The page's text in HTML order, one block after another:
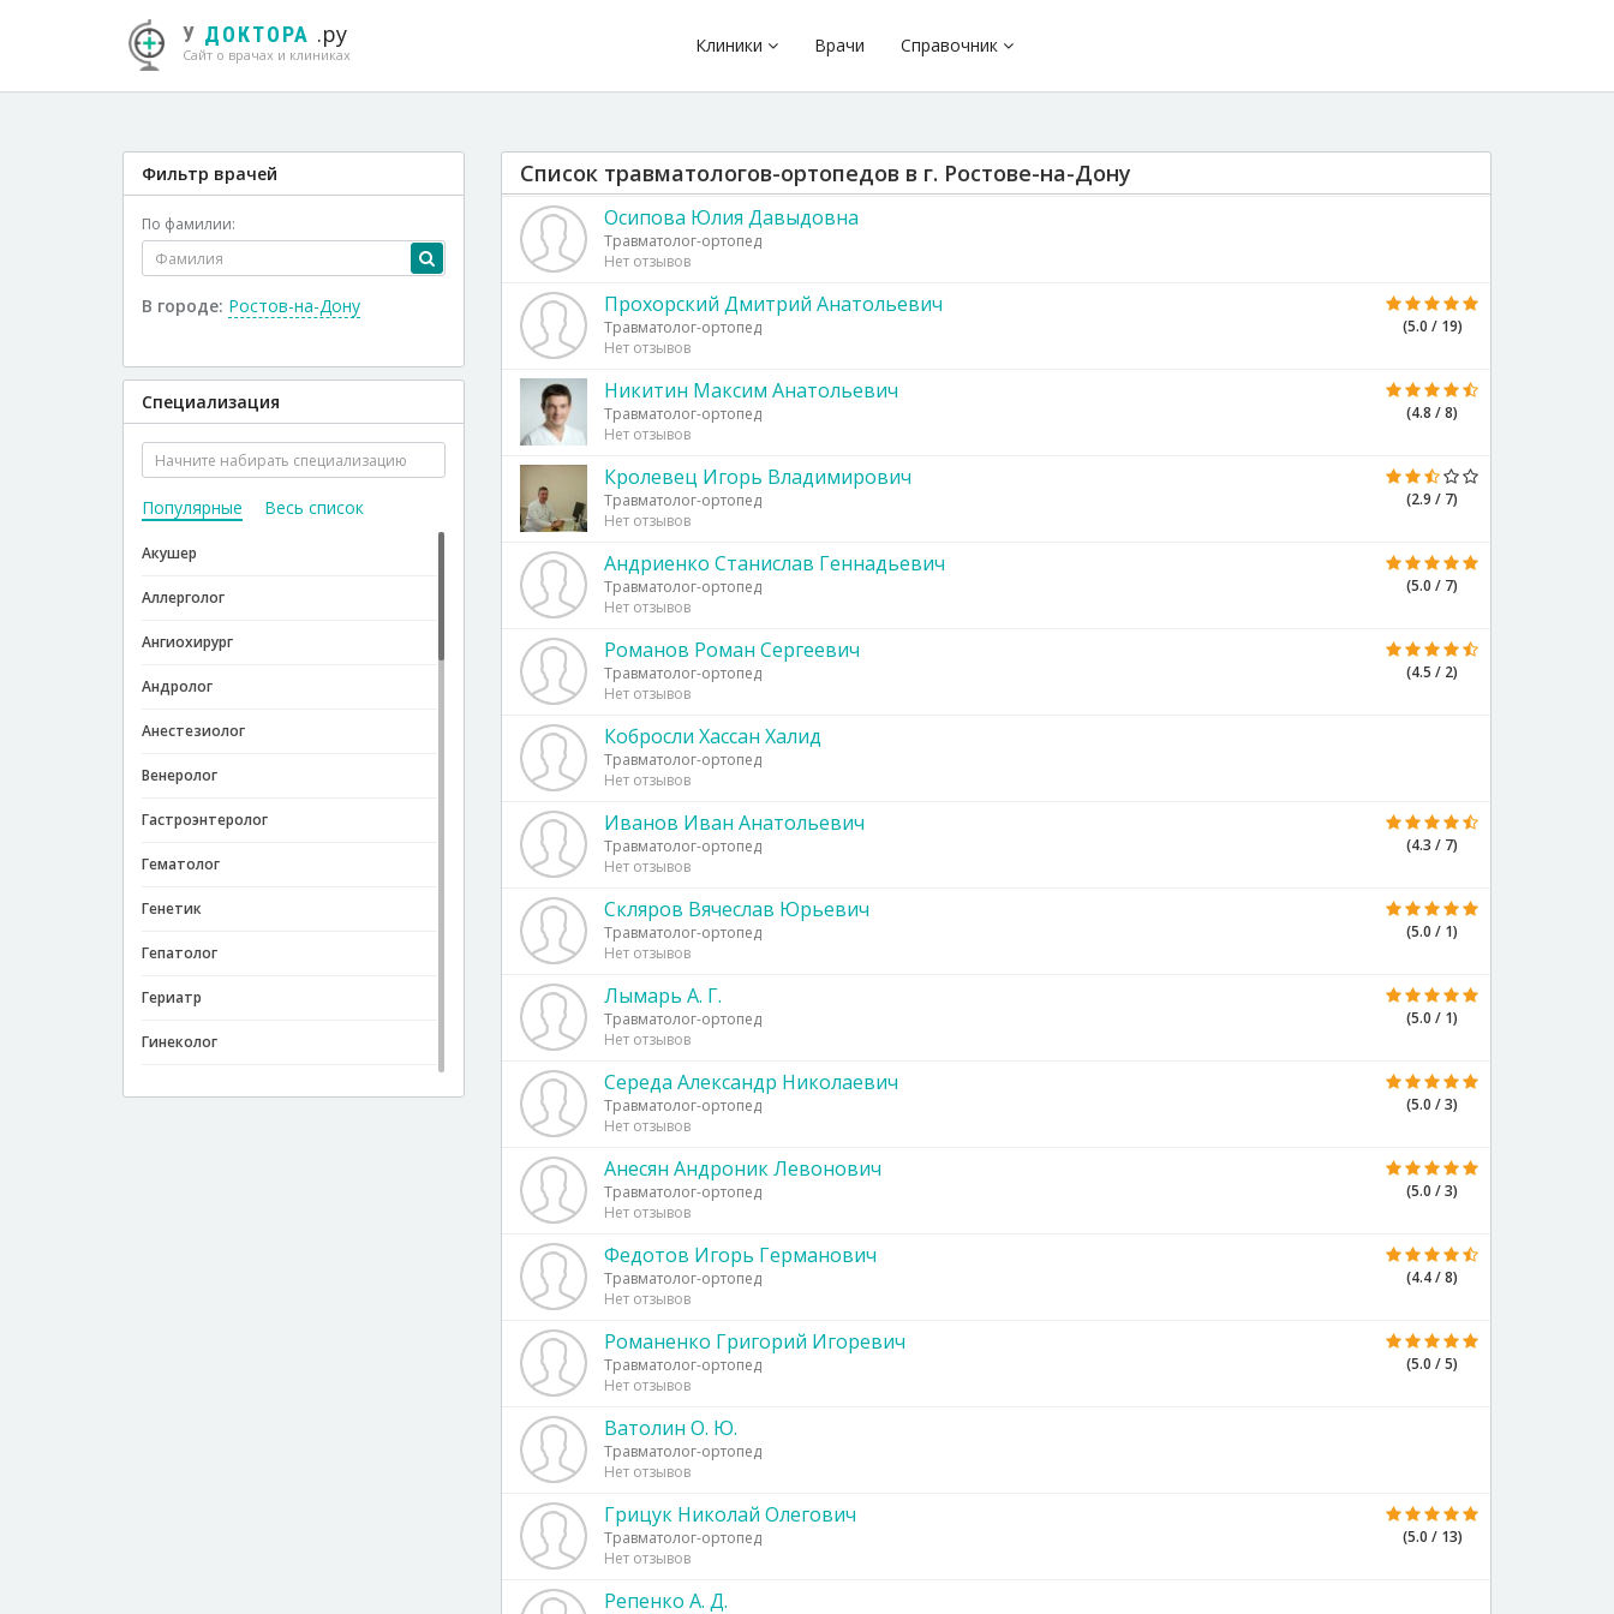
У ДОКТОРА .ру
Сайт о врачах и клиниках Клиники Врачи Справочник
Список травматологов-ортопедов в г. Ростове-на-Дону
Осипова Юлия Давыдовна
Травматолог-ортопед
Нет отзывов
(5.0 / 19)
Прохорский Дмитрий Анатольевич
Травматолог-ортопед
Нет отзывов
(4.8 / 8)
Никитин Максим Анатольевич
Травматолог-ортопед
Нет отзывов
(2.9 / 7)
Кролевец Игорь Владимирович
Травматолог-ортопед
Нет отзывов
(5.0 / 7)
Андриенко Станислав Геннадьевич
Травматолог-ортопед
Нет отзывов
(4.5 / 2)
Романов Роман Сергеевич
Травматолог-ортопед
Нет отзывов
Кобросли Хассан Халид
Травматолог-ортопед
Нет отзывов
(4.3 / 7)
Иванов Иван Анатольевич
Травматолог-ортопед
Нет отзывов
(5.0 / 1)
Скляров Вячеслав Юрьевич
Травматолог-ортопед
Нет отзывов
(5.0 / 1)
Лымарь А. Г.
Травматолог-ортопед
Нет отзывов
(5.0 / 3)
Середа Александр Николаевич
Травматолог-ортопед
Нет отзывов
(5.0 / 3)
Анесян Андроник Левонович
Травматолог-ортопед
Нет отзывов
(4.4 / 8)
Федотов Игорь Германович
Травматолог-ортопед
Нет отзывов
(5.0 / 5)
Романенко Григорий Игоревич
Травматолог-ортопед
Нет отзывов
Ватолин О. Ю.
Травматолог-ортопед
Нет отзывов
(5.0 / 13)
Грицук Николай Олегович
Травматолог-ортопед
Нет отзывов
Репенко А. Д.
Фильтр врачей
По фамилии:
В городе: Ростов-на-Дону
Специализация
Популярные Весь список
Акушер
Аллерголог
Ангиохирург
Андролог
Анестезиолог
Венеролог
Гастроэнтеролог
Гематолог
Генетик
Гепатолог
Гериатр
Гинеколог